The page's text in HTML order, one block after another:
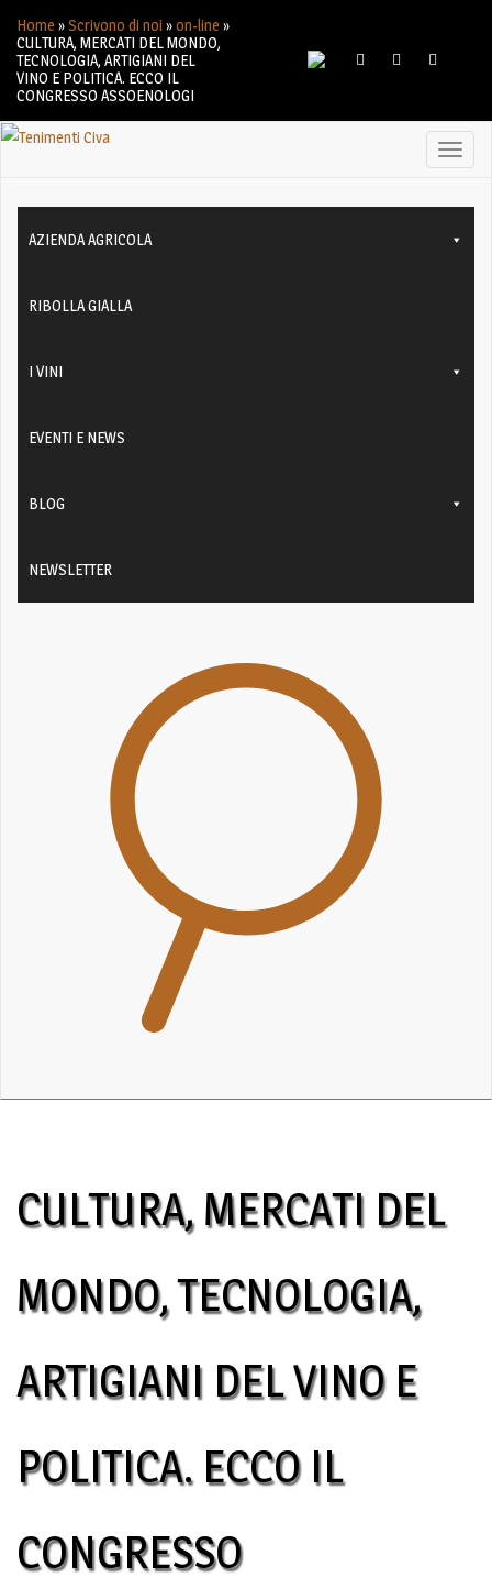
Home »Scrivono di noi »on-line »
CULTURA, MERCATI DEL MONDO,
TECNOLOGIA, ARTIGIANI DEL
VINO E POLITICA. ECCO IL
CONGRESSO ASSOENOLOGI
Toggle
AZIENDA AGRICOLA
RIBOLLA GIALLA
I VINI
EVENTI E NEWS
BLOG
NEWSLETTER
CULTURA, MERCATI DEL
MONDO, TECNOLOGIA,
ARTIGIANI DEL VINO E
POLITICA. ECCO IL
CONGRESSO